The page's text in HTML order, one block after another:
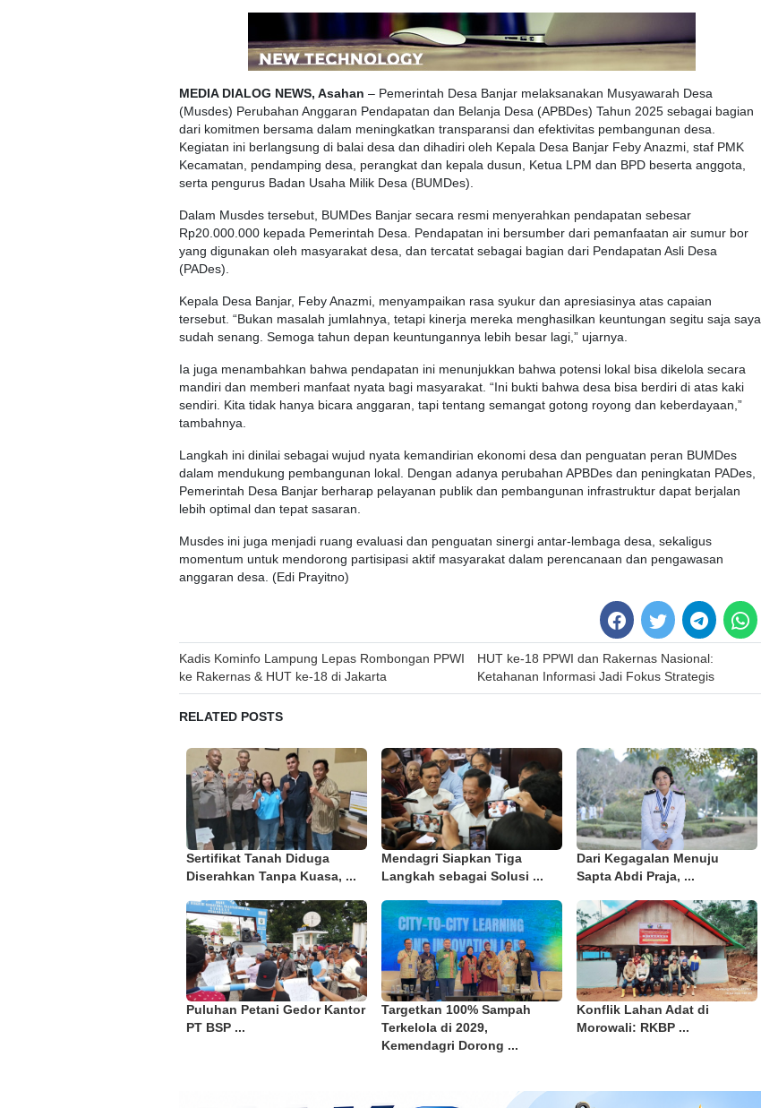
MEDIA DIALOG NEWS, Asahan – Pemerintah Desa Banjar melaksanakan Musyawarah Desa
(Musdes) Perubahan Anggaran Pendapatan dan Belanja Desa (APBDes) Tahun 2025 sebagai bagian
dari komitmen bersama dalam meningkatkan transparansi dan efektivitas pembangunan desa.
Kegiatan ini berlangsung di balai desa dan dihadiri oleh Kepala Desa Banjar Feby Anazmi, staf PMK
Kecamatan, pendamping desa, perangkat dan kepala dusun, Ketua LPM dan BPD beserta anggota,
serta pengurus Badan Usaha Milik Desa (BUMDes).
Dalam Musdes tersebut, BUMDes Banjar secara resmi menyerahkan pendapatan sebesar
Rp20.000.000 kepada Pemerintah Desa. Pendapatan ini bersumber dari pemanfaatan air sumur bor
yang digunakan oleh masyarakat desa, dan tercatat sebagai bagian dari Pendapatan Asli Desa
(PADes).
Kepala Desa Banjar, Feby Anazmi, menyampaikan rasa syukur dan apresiasinya atas capaian
tersebut. “Bukan masalah jumlahnya, tetapi kinerja mereka menghasilkan keuntungan segitu saja saya
sudah senang. Semoga tahun depan keuntungannya lebih besar lagi,” ujarnya.
Ia juga menambahkan bahwa pendapatan ini menunjukkan bahwa potensi lokal bisa dikelola secara
mandiri dan memberi manfaat nyata bagi masyarakat. “Ini bukti bahwa desa bisa berdiri di atas kaki
sendiri. Kita tidak hanya bicara anggaran, tapi tentang semangat gotong royong dan keberdayaan,”
tambahnya.
Langkah ini dinilai sebagai wujud nyata kemandirian ekonomi desa dan penguatan peran BUMDes
dalam mendukung pembangunan lokal. Dengan adanya perubahan APBDes dan peningkatan PADes,
Pemerintah Desa Banjar berharap pelayanan publik dan pembangunan infrastruktur dapat berjalan
lebih optimal dan tepat sasaran.
Musdes ini juga menjadi ruang evaluasi dan penguatan sinergi antar-lembaga desa, sekaligus
momentum untuk mendorong partisipasi aktif masyarakat dalam perencanaan dan pengawasan
anggaran desa. (Edi Prayitno)
Post
navigation
Kadis Kominfo Lampung Lepas Rombongan PPWI
ke Rakernas & HUT ke-18 di Jakarta
HUT ke-18 PPWI dan Rakernas Nasional:
Ketahanan Informasi Jadi Fokus Strategis
RELATED POSTS
Sertifikat Tanah Diduga
Diserahkan Tanpa Kuasa, ...
Mendagri Siapkan Tiga
Langkah sebagai Solusi ...
Dari Kegagalan Menuju
Sapta Abdi Praja, ...
Puluhan Petani Gedor Kantor
PT BSP ...
Targetkan 100% Sampah
Terkelola di 2029,
Kemendagri Dorong ...
Konflik Lahan Adat di
Morowali: RKBP ...